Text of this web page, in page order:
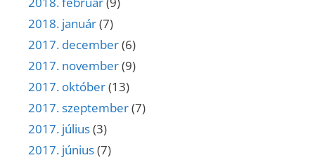
2018. január(7)
2017. december(6)
2017. november(9)
2017. október(13)
2017. szeptember(7)
2017. július(3)
2017. június(7)